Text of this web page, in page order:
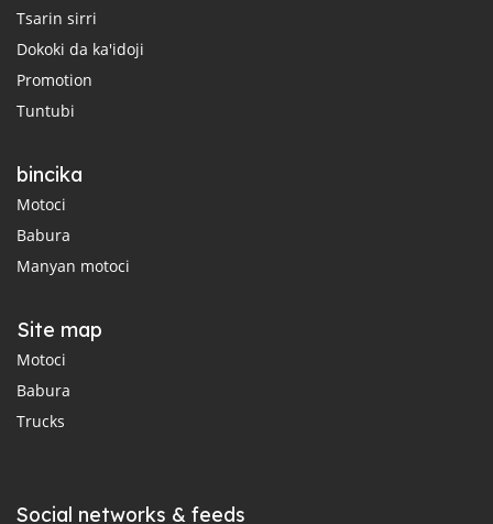
Tsarin sirri
Dokoki da ka'idoji
Promotion
Tuntubi
bincika
Motoci
Babura
Manyan motoci
Site map
Motoci
Babura
Trucks
Social networks & feeds